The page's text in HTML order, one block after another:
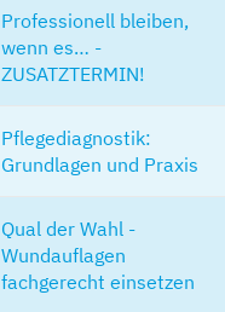
Professionell bleiben,
wenn es… -
ZUSATZTERMIN!
Pflegediagnostik:
Grundlagen und Praxis
Qual der Wahl -
Wundauflagen
fachgerecht einsetzen